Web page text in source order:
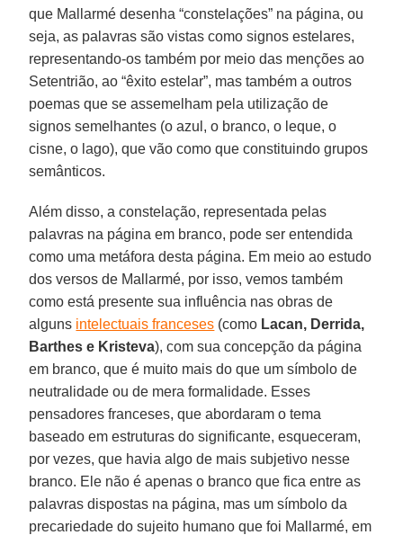
que Mallarmé desenha “constelações” na página, ou
seja, as palavras são vistas como signos estelares,
representando-os também por meio das menções ao
Setentrião, ao “êxito estelar”, mas também a outros
poemas que se assemelham pela utilização de
signos semelhantes (o azul, o branco, o leque, o
cisne, o lago), que vão como que constituindo grupos
semânticos.
Além disso, a constelação, representada pelas
palavras na página em branco, pode ser entendida
como uma metáfora desta página. Em meio ao estudo
dos versos de Mallarmé, por isso, vemos também
como está presente sua influência nas obras de
alguns intelectuais franceses (como Lacan, Derrida,
Barthes e Kristeva), com sua concepção da página
em branco, que é muito mais do que um símbolo de
neutralidade ou de mera formalidade. Esses
pensadores franceses, que abordaram o tema
baseado em estruturas do significante, esqueceram,
por vezes, que havia algo de mais subjetivo nesse
branco. Ele não é apenas o branco que fica entre as
palavras dispostas na página, mas um símbolo da
precariedade do sujeito humano que foi Mallarmé, em